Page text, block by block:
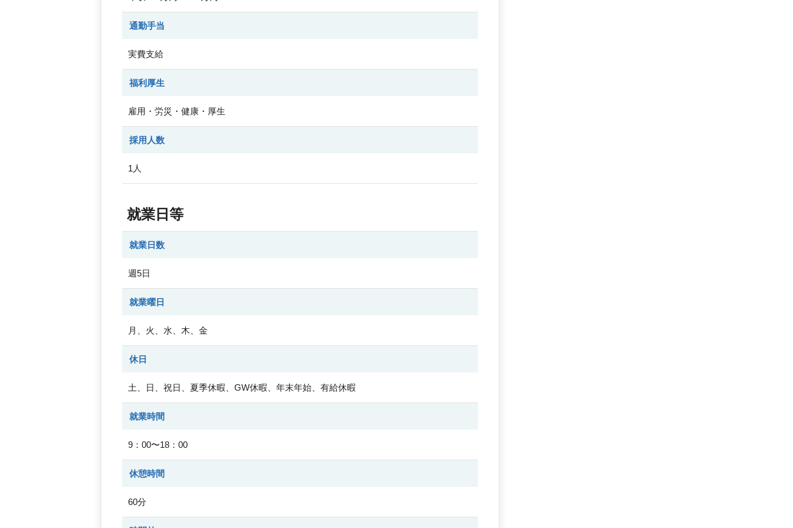
通勤手当
実費支給
福利厚生
雇用・労災・健康・厚生
採用人数
1人
就業日等
就業日数
週5日
就業曜日
月、火、水、木、金
休日
土、日、祝日、夏季休暇、GW休暇、年末年始、有給休暇
就業時間
9：00〜18：00
休憩時間
60分